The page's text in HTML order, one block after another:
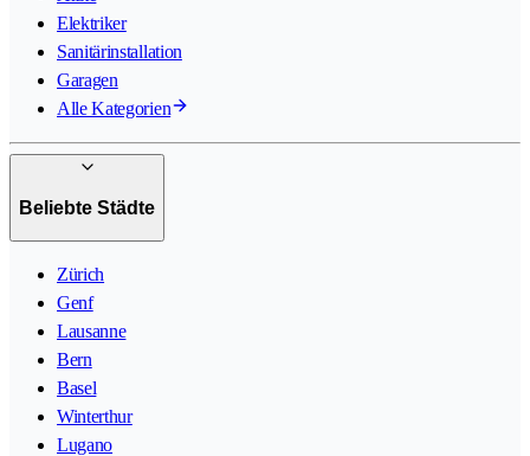
Elektriker
Sanitärinstallation
Garagen
Alle Kategorien
Beliebte Städte
Zürich
Genf
Lausanne
Bern
Basel
Winterthur
Lugano